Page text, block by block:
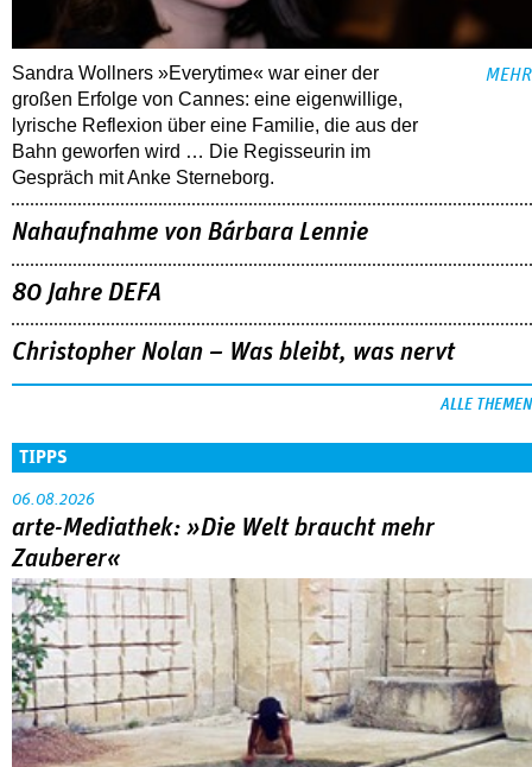
Sandra Wollners »Everytime« war einer der
großen Erfolge von Cannes: eine eigenwillige,
lyrische Reflexion über eine ­Familie, die aus der
Bahn geworfen wird … Die Regisseurin im
Gespräch mit Anke Sterneborg.
MEHR
Nahaufnahme von Bárbara Lennie
80 Jahre DEFA
Christopher Nolan – Was bleibt, was nervt
ALLE THEMEN
TIPPS
06.08.2026
arte-Mediathek: »Die Welt braucht mehr
Zauberer«